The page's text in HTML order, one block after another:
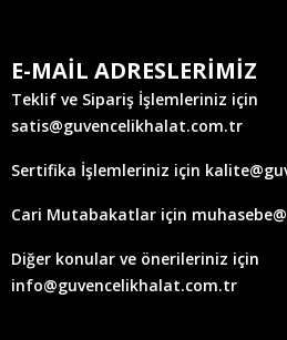
E-MAİL ADRESLERİMİZ
Teklif ve Sipariş İşlemleriniz için
satis@guvencelikhalat.com.tr
Sertifika İşlemleriniz için
Cari Mutabakatlar için
Diğer konular ve önerileriniz için
info@guvencelikhalat.com.tr